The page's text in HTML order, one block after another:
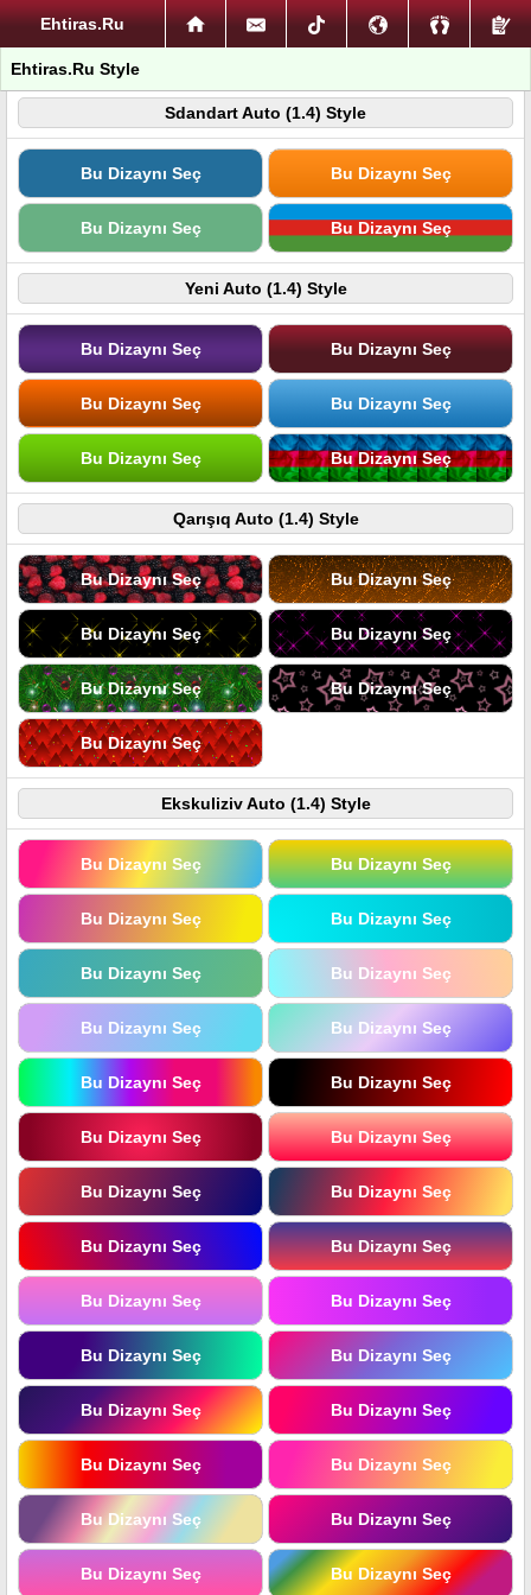
Ehtiras.Ru
Ehtiras.Ru Style
Sdandart Auto (1.4) Style
Bu Dizaynı Seç Bu Dizaynı Seç
Bu Dizaynı Seç Bu Dizaynı Seç
Yeni Auto (1.4) Style
Bu Dizaynı Seç Bu Dizaynı Seç
Bu Dizaynı Seç Bu Dizaynı Seç
Bu Dizaynı Seç Bu Dizaynı Seç
Qarışıq Auto (1.4) Style
Bu Dizaynı Seç Bu Dizaynı Seç
Bu Dizaynı Seç Bu Dizaynı Seç
Bu Dizaynı Seç Bu Dizaynı Seç
Bu Dizaynı Seç
Ekskuliziv Auto (1.4) Style
Bu Dizaynı Seç Bu Dizaynı Seç
Bu Dizaynı Seç Bu Dizaynı Seç
Bu Dizaynı Seç Bu Dizaynı Seç
Bu Dizaynı Seç Bu Dizaynı Seç
Bu Dizaynı Seç Bu Dizaynı Seç
Bu Dizaynı Seç Bu Dizaynı Seç
Bu Dizaynı Seç Bu Dizaynı Seç
Bu Dizaynı Seç Bu Dizaynı Seç
Bu Dizaynı Seç Bu Dizaynı Seç
Bu Dizaynı Seç Bu Dizaynı Seç
Bu Dizaynı Seç Bu Dizaynı Seç
Bu Dizaynı Seç Bu Dizaynı Seç
Bu Dizaynı Seç Bu Dizaynı Seç
Bu Dizaynı Seç Bu Dizaynı Seç